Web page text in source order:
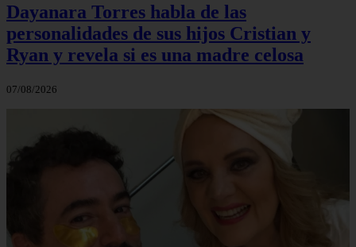
Dayanara Torres habla de las
personalidades de sus hijos Cristian y
Ryan y revela si es una madre celosa
07/08/2026